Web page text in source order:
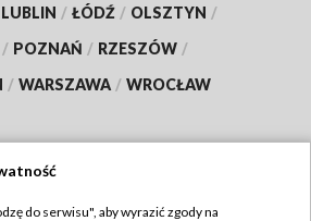
LUBLIN / ŁÓDŹ / OLSZTYN /
/ POZNAŃ / RZESZÓW /
/ WARSZAWA / WROCŁAW
do serwisu", aby wyrazić zgody na